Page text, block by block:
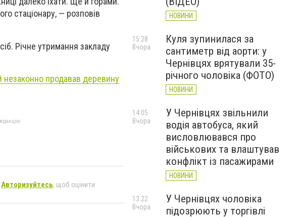
стаціонару, — розповів
Річне утримання закладу
незаконно продавав деревину
Авторизуйтесь, щоб оцінити
НОВИНИ
Куля зупинилася за
сантиметр від аорти: у
Чернівцях врятували 35-
річного чоловіка (ФОТО)
НОВИНИ
15:28
Вчора
У Чернівцях звільнили
водія автобуса, який
висловлювався про
військових та влаштував
конфлікт із пасажирами
НОВИНИ
14:05
Вчора
У Чернівцях чоловіка
підозрюють у торгівлі
13:22
Вчора